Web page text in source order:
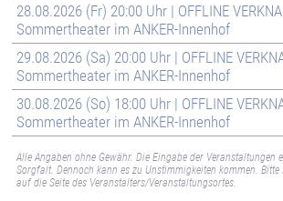
28.08.2026 (Fr) 20:00 Uhr | OFFLINE
Sommertheater im ANKER-Innenhof
29.08.2026 (Sa) 20:00 Uhr | OFFLINE
Sommertheater im ANKER-Innenhof
30.08.2026 (So) 18:00 Uhr | OFFLINE
Sommertheater im ANKER-Innenhof
Alle Angaben ohne Gewähr. Die Eingabe der Veranstaltungen
Sorgfalt. Dennoch kann es zu Unstimmigkeiten kommen.
auf die Seite des Veranstalters/Veranstaltungsortes.